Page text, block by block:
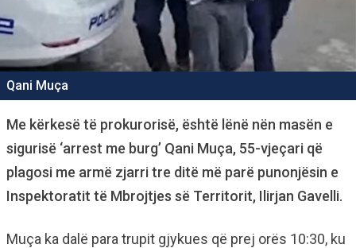
Qani Muça
Me kërkesë të prokurorisë, është lënë nën masën e
sigurisë ‘arrest me burg’ Qani Muça, 55-vjeçari që
plagosi me armë zjarri tre ditë më parë punonjësin e
Inspektoratit të Mbrojtjes së Territorit, Ilirjan Gavelli.
Muça ka dalë para trupit gjykues që prej orës 10:30, ku